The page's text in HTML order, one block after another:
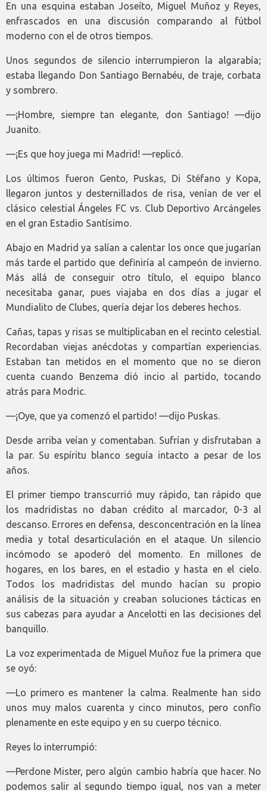
En una esquina estaban Joseíto, Miguel Muñoz y Reyes,
enfrascados en una discusión comparando al fútbol
moderno con el de otros tiempos.
Unos segundos de silencio interrumpieron la algarabía;
estaba llegando Don Santiago Bernabéu, de traje, corbata
y sombrero.
—¡Hombre, siempre tan elegante, don Santiago! —dijo
Juanito.
—¡Es que hoy juega mi Madrid! —replicó.
Los últimos fueron Gento, Puskas, Di Stéfano y Kopa,
llegaron juntos y desternillados de risa, venían de ver el
clásico celestial Ángeles FC vs. Club Deportivo Arcángeles
en el gran Estadio Santísimo.
Abajo en Madrid ya salían a calentar los once que jugarían
más tarde el partido que definiría al campeón de invierno.
Más allá de conseguir otro título, el equipo blanco
necesitaba ganar, pues viajaba en dos días a jugar el
Mundialito de Clubes, quería dejar los deberes hechos.
Cañas, tapas y risas se multiplicaban en el recinto celestial.
Recordaban viejas anécdotas y compartían experiencias.
Estaban tan metidos en el momento que no se dieron
cuenta cuando Benzema dió incio al partido, tocando
atrás para Modric.
—¡Oye, que ya comenzó el partido! —dijo Puskas.
Desde arriba veían y comentaban. Sufrían y disfrutaban a
la par. Su espíritu blanco seguía intacto a pesar de los
años.
El primer tiempo transcurrió muy rápido, tan rápido que
los madridistas no daban crédito al marcador, 0-3 al
descanso. Errores en defensa, desconcentración en la línea
media y total desarticulación en el ataque. Un silencio
incómodo se apoderó del momento. En millones de
hogares, en los bares, en el estadio y hasta en el cielo.
Todos los madridistas del mundo hacían su propio
análisis de la situación y creaban soluciones tácticas en
sus cabezas para ayudar a Ancelotti en las decisiones del
banquillo.
La voz experimentada de Miguel Muñoz fue la primera que
se oyó:
—Lo primero es mantener la calma. Realmente han sido
unos muy malos cuarenta y cinco minutos, pero confīo
plenamente en este equipo y en su cuerpo técnico.
Reyes lo interrumpió:
—Perdone Mister, pero algún cambio habría que hacer. No
podemos salir al segundo tiempo igual, nos van a meter